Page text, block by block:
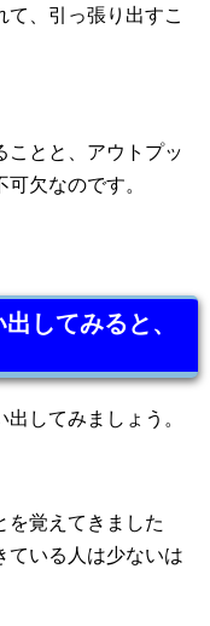
、引っ張り出すこ
ことと、アウトプッ
欠なのです。
してみると、
してみましょう。
を覚えてきました
ている人は少ないは